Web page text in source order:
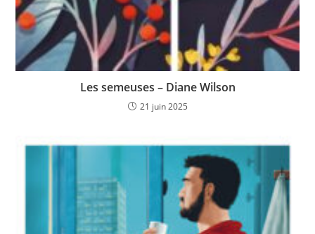
Les semeuses – Diane Wilson
21 juin 2025